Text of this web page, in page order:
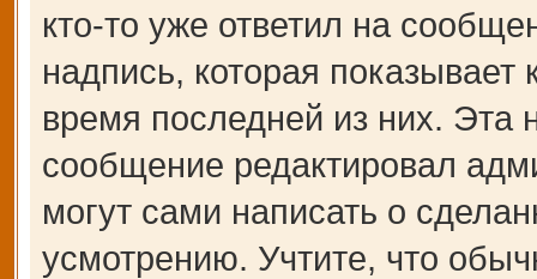
кто-то уже ответил на
надпись, которая показывает
время последней из них. Эта
сообщение редактировал
могут сами написать о
усмотрению. Учтите, что